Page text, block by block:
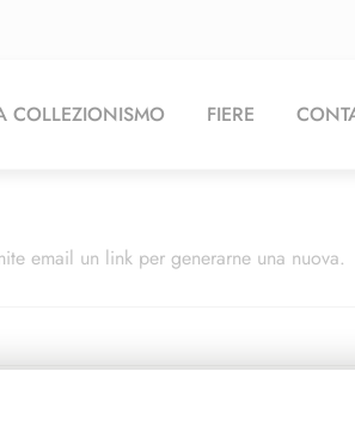
COLLEZIONISMO FIERE
email un link per generarne una nuova.